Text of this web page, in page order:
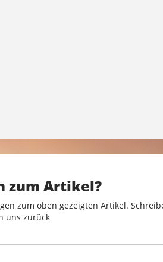
zum Artikel?
zum oben gezeigten Artikel.
uns zurück